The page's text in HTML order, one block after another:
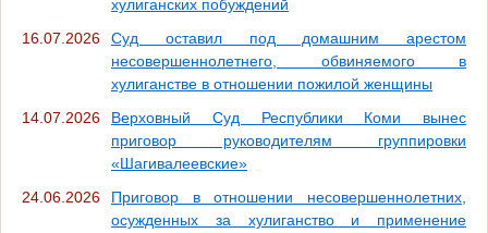
хулиганских побуждений
16.07.2026
Суд оставил под домашним арестом
несовершеннолетнего, обвиняемого в
хулиганстве в отношении пожилой женщины
14.07.2026
Верховный Суд Республики Коми вынес
приговор руководителям группировки
«Шагивалеевские»
24.06.2026
Приговор в отношении несовершеннолетних,
осужденных за хулиганство и применение